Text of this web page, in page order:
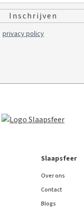
privacy policy
Slaapsfeer
Over ons
Contact
Blogs